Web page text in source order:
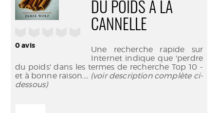
0avis
DU POIDS À LA
CANNELLE
Une recherche rapide sur
Internet indique que 'perdre
du poids' dans les termes de recherche Top 10 -
et à bonne raison.... (voir description complète ci-
dessous)